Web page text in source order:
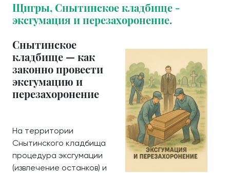
Щигры, Снытинское кладбище -
эксгумация и перезахоронение.
Снытинское
кладбище — как
законно провести
эксгумацию и
перезахоронение
На территории
Снытинского кладбища
процедура эксгумации
(извлечение останков) и